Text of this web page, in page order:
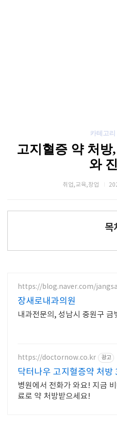
카테고리
고지혈증 약 처방
와
취업,교육,창업
목
https://blog.naver.com/
장새로내과의원
내과전문의, 성남시 중원구 금
https://doctornow.co.kr 광고
닥터나우 고지혈증약 처방
24시간 진료가능
병원에서 전화가 와요! 지금
료로 약 처방받으세요!